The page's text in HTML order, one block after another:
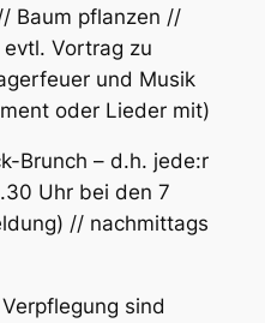
Baum pflanzen //
Vortrag zu
und Musik
oder Lieder mit)
Brunch – d.h. jede:r
Uhr bei den 7
// nachmittags
sind